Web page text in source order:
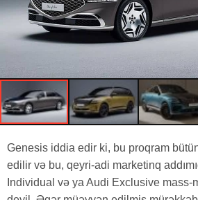
Genesis iddia edir ki, bu proqram
edilir və bu, qeyri-adi marketinq
Individual və ya Audi Exclusive mass-